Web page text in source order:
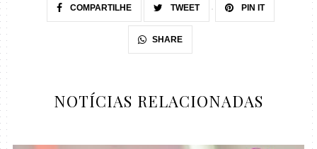
COMPARTILHE TWEET PIN IT
SHARE
NOTÍCIAS RELACIONADAS